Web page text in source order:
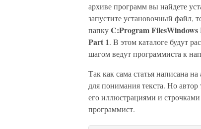
архиве программ вы найдете
запустите установочный файл,
папкуC:Program FilesWindows
Part 1. В этом каталоге будут
шагом ведут программиста к
Так как сама статья написана
для понимания текста. Но
его иллюстрациями и
программист.